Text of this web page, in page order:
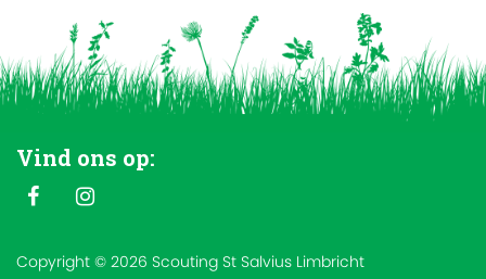
Vind ons op:
Copyright © 2026 Scouting St Salvius Limbricht